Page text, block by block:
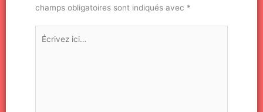
champs obligatoires sont indiqués avec *
Écrivez
ici…